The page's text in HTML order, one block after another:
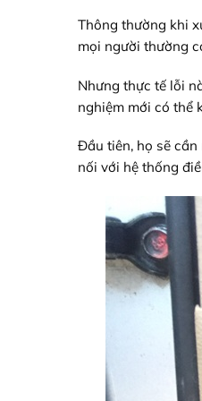
Thông thường khi
mọi người thường
Nhưng thực tế lỗi
nghiệm mới có thể
Đầu tiên, họ sẽ
nối với hệ thống